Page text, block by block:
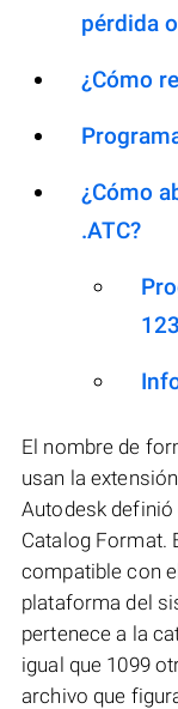
pérdida
¿Cómo
¿Cómo
.ATC?
El nombre de
usan la
Autodesk
Catalog Format.
compatible con
plataforma del
pertenece a la
igual que 1099
archivo que